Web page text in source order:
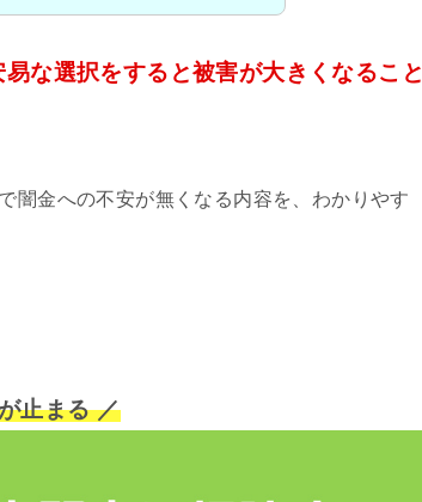
な選択をすると被害が大きくなること
闇金への不安が無くなる内容を、わかりやす
止まる ／